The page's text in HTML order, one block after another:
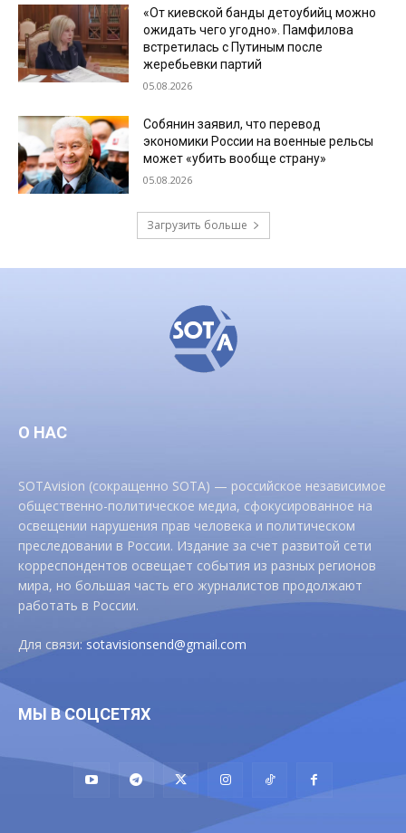
«От киевской банды детоубийц можно
ожидать чего угодно». Памфилова
встретилась с Путиным после
жеребьевки партий
05.08.2026
Собянин заявил, что перевод
экономики России на военные рельсы
может «убить вообще страну»
05.08.2026
Загрузить больше
О НАС
SOTAvision (сокращенно SOTA) — российское независимое
общественно-политическое медиа, сфокусированное на
освещении нарушения прав человека и политическом
преследовании в России. Издание за счет развитой сети
корреспондентов освещает события из разных регионов
мира, но большая часть его журналистов продолжают
работать в России.
Для связи:sotavisionsend@gmail.com
МЫ В СОЦСЕТЯХ